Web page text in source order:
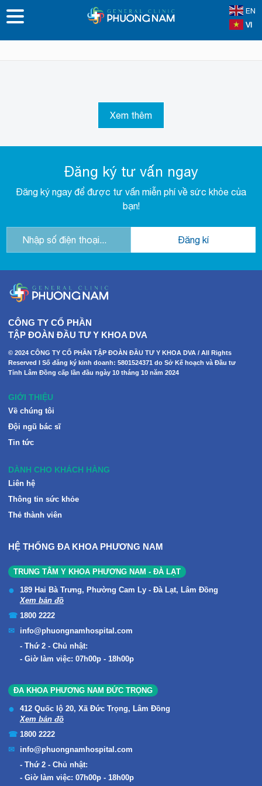
EN
VI
Xem thêm
Đăng ký tư vấn ngay
Đăng ký ngay để được tư vấn miễn phí về sức khỏe của
bạn!
CÔNG TY CỔ PHẦN
TẬP ĐOÀN ĐẦU TƯ Y KHOA DVA
© 2024 CÔNG TY CỔ PHẦN TẬP ĐOÀN ĐẦU TƯ Y KHOA DVA / All Rights
Reserved I Số đăng ký kinh doanh: 5801524371 do Sở Kế hoạch và Đầu tư
Tỉnh Lâm Đồng cấp lần đầu ngày 10 tháng 10 năm 2024
GIỚI THIỆU
Về chúng tôi
Đội ngũ bác sĩ
Tin tức
DÀNH CHO KHÁCH HÀNG
Liên hệ
Thông tin sức khỏe
Thẻ thành viên
HỆ THỐNG ĐA KHOA PHƯƠNG NAM
TRUNG TÂM Y KHOA PHƯƠNG NAM - ĐÀ LẠT
189 Hai Bà Trưng, Phường Cam Ly - Đà Lạt, Lâm Đồng
Xem bản đồ
1800 2222
info@phuongnamhospital.com
Thứ 2 - Chủ nhật:
Giờ làm việc: 07h00p - 18h00p
ĐA KHOA PHƯƠNG NAM ĐỨC TRỌNG
412 Quốc lộ 20, Xã Đức Trọng, Lâm Đồng
Xem bản đồ
1800 2222
info@phuongnamhospital.com
Thứ 2 - Chủ nhật:
Giờ làm việc: 07h00p - 18h00p